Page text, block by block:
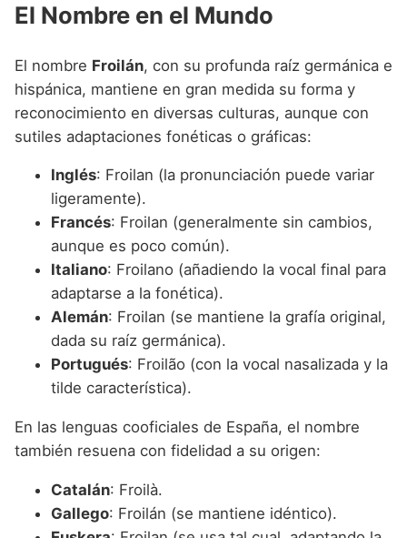
El Nombre en el Mundo
El nombre Froilán, con su profunda raíz germánica e
hispánica, mantiene en gran medida su forma y
reconocimiento en diversas culturas, aunque con
sutiles adaptaciones fonéticas o gráficas:
Inglés: Froilan (la pronunciación puede variar
ligeramente).
Francés: Froilan (generalmente sin cambios,
aunque es poco común).
Italiano: Froilano (añadiendo la vocal final para
adaptarse a la fonética).
Alemán: Froilan (se mantiene la grafía original,
dada su raíz germánica).
Portugués: Froilão (con la vocal nasalizada y la
tilde característica).
En las lenguas cooficiales de España, el nombre
también resuena con fidelidad a su origen:
Catalán: Froilà.
Gallego: Froilán (se mantiene idéntico).